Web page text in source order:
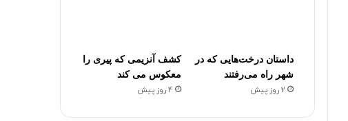
داستان درخت‌هایی که در
شهر راه می‌رفتند
2 روز پیش
کشف آنزیمی که پیری را
معکوس می کند
4 روز پیش